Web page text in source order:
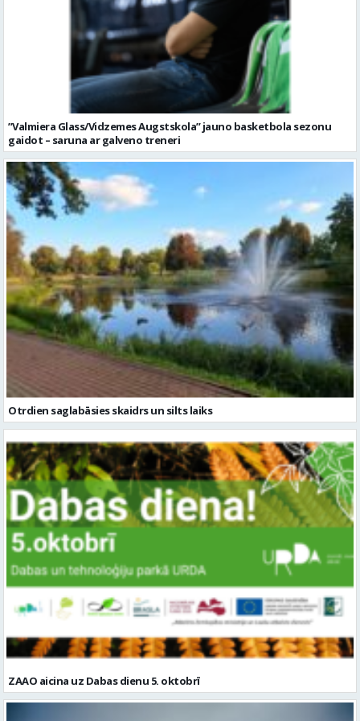
’’Valmiera Glass/Vidzemes Augstskola’’ jauno basketbola sezonu
gaidot – saruna ar galveno treneri
Otrdien saglabāsies skaidrs un silts laiks
ZAAO aicina uz Dabas dienu 5. oktobrī